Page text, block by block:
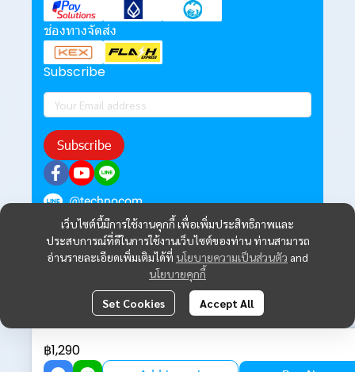
฿1,290
เว็บไซต์นี้มีการใช้งานคุกกี้ เพื่อเพิ่มประสิทธิภาพและ
ประสบการณ์ที่ดีในการใช้งานเว็บไซต์ของท่าน ท่านสามารถ
อ่านรายละเอียดเพิ่มเติมได้ที่ นโยบายความเป็นส่วนตัว and
นโยบายคุกกี้
Set Cookies Accept All
ช่องทางจัดส่ง
Subscribe
Subscribe
@technocom